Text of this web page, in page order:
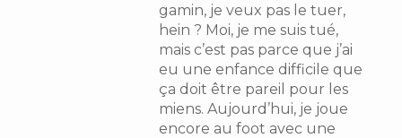
gamin, je veux pas le tuer,
hein ? Moi, je me suis tué,
mais c’est pas parce que j’ai
eu une enfance difficile que
ça doit être pareil pour les
miens. Aujourd’hui, je joue
encore au foot avec une